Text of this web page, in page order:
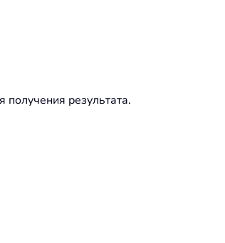
получения результата.